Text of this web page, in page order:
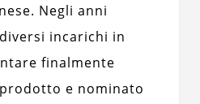
Negli anni
incarichi in
finalmente
e nominato